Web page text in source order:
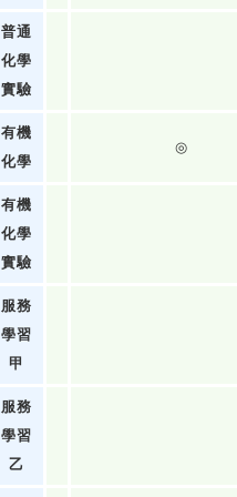
普通
化學
實驗
有機
化學
◎
有機
化學
實驗
服務
學習
甲
服務
學習
乙